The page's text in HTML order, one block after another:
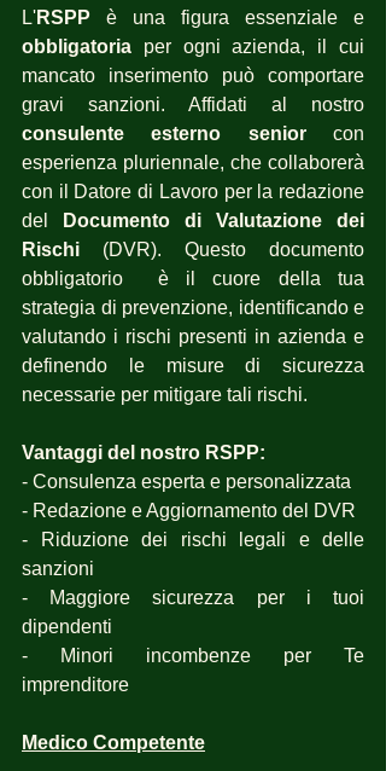
L'RSPP
obbligatoria per ogni azienda, il cui
mancato inserimento può comportare
consulente esterno senior con
esperienza pluriennale, che collaborerà
con il Datore di Lavoro per la redazione
del
Documento di Valutazione dei
Rischi (DVR). Questo documento
obbligatorio  è il cuore della tua
strategia di prevenzione, identificando e
valutando i rischi presenti in azienda e
definendo le misure di sicurezza
necessarie per mitigare tali rischi.
Vantaggi del nostro RSPP:
- Consulenza esperta e personalizzata
- Redazione e Aggiornamento del DVR
- Riduzione dei rischi legali e delle
sanzioni
- Maggiore sicurezza per i tuoi
dipendenti
- Minori incombenze per Te
imprenditore
Medico Competente